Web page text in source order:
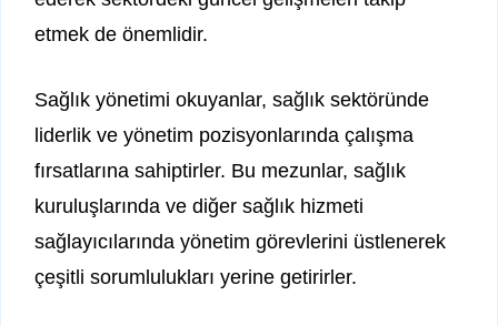
etmek de önemlidir.
Sağlık yönetimi okuyanlar, sağlık sektöründe
liderlik ve yönetim pozisyonlarında çalışma
fırsatlarına sahiptirler. Bu mezunlar, sağlık
kuruluşlarında ve diğer sağlık hizmeti
sağlayıcılarında yönetim görevlerini üstlenerek
çeşitli sorumlulukları yerine getirirler.